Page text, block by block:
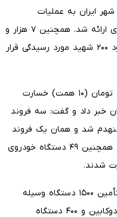
با بیش از ۱۱ هزار نیروی امدادی در ۲۷۵ شهر ایران به عملیات
پرداختند و به ۲۸ هزار نفر خدمات امدادی ارائه شد. همچنین ۷ هزار و
۱۴۴ عملیات جست‌وجو انجام و پیکر حدود ۲۰۰ شهید مورد رسیدگی قرار
افشار از وارد آمدن حدود ۱۰ هزار میلیارد تومان (۱۰ همت) خسارت
خبر داد و گفت: سه فروند
شد و همان یک فروند
به‌تنهایی ۱۵۰۰ میلیارد تومان خسارت زد. همچنین ۴۹ دستگاه خودروی
وی برای جبران این خسارت‌ها از برنامه تأمین ۱۵۰۰ دستگاه وسیله
نقلیه امدادی شامل ۱۰۰۰ دستگاه تویوتا دوکابین و ۴۰۰ دستگاه